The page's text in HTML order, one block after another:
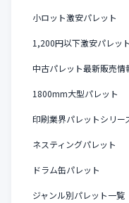
小ロット激安パレット
1,200円以下激安パレット
中古パレット最新販売情
1800mm大型パレット
印刷業界パレットシリー
ネスティングパレット
ドラム缶パレット
ジャンル別パレット一覧